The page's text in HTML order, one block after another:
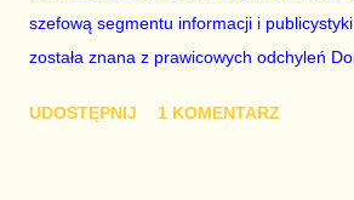
szefową segmentu informacji i
została znana z prawicowych odchyleń
marionetka partii rządzącej, żona agenta
UDOSTĘPNIJ 1 KOMENTARZ